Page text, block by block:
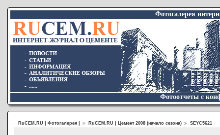
Фотогалерея
Фотоотчеты с
RuCEM.RU | Фотогалерея | RuCEM.RU | Цемент 2008 (начало сезона) SEYC5621